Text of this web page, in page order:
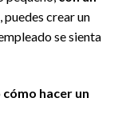
, puedes crear un
se sienta
cómo hacer un